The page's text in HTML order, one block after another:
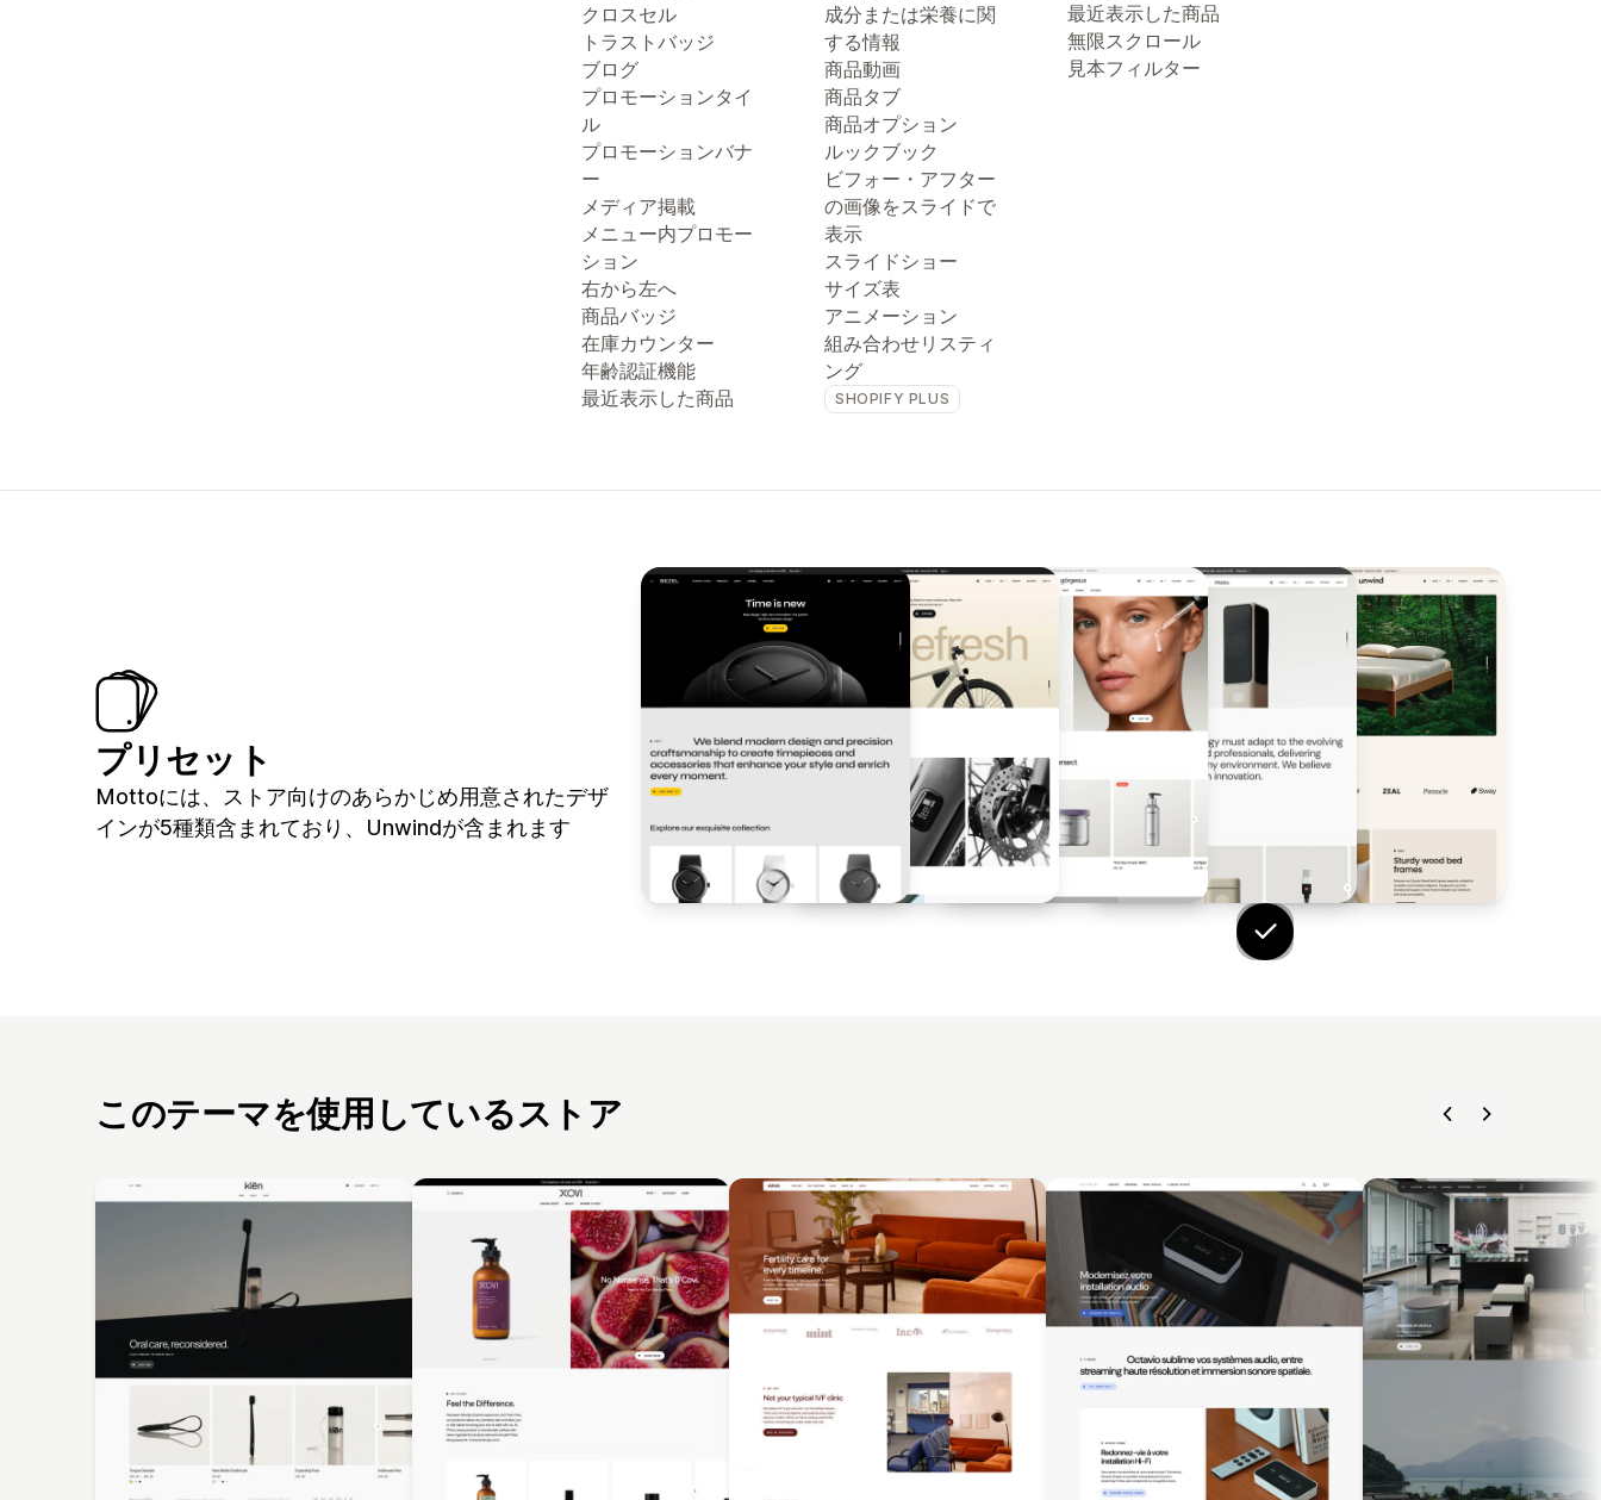
クロスセル
トラストバッジ
ブログ
プロモーションタイ
ル
プロモーションバナ
ー
メディア掲載
メニュー内プロモー
ション
右から左へ
商品バッジ
在庫カウンター
年齢認証機能
最近表示した商品
成分または栄養に関
する情報
商品動画
商品タブ
商品オプション
ルックブック
ビフォー・アフター
の画像をスライドで
表示
スライドショー
サイズ表
アニメーション
組み合わせリスティ
ング
SHOPIFY PLUS
最近表示した商品
無限スクロール
見本フィルター
プリセット
Mottoには、ストア向けのあらかじめ用意されたデザ
インが5種類含まれており、Unwindが含まれます
このテーマを使用しているストア